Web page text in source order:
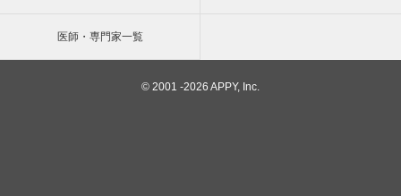
医師・専門家一覧
© 2001 -2026 APPY, Inc.